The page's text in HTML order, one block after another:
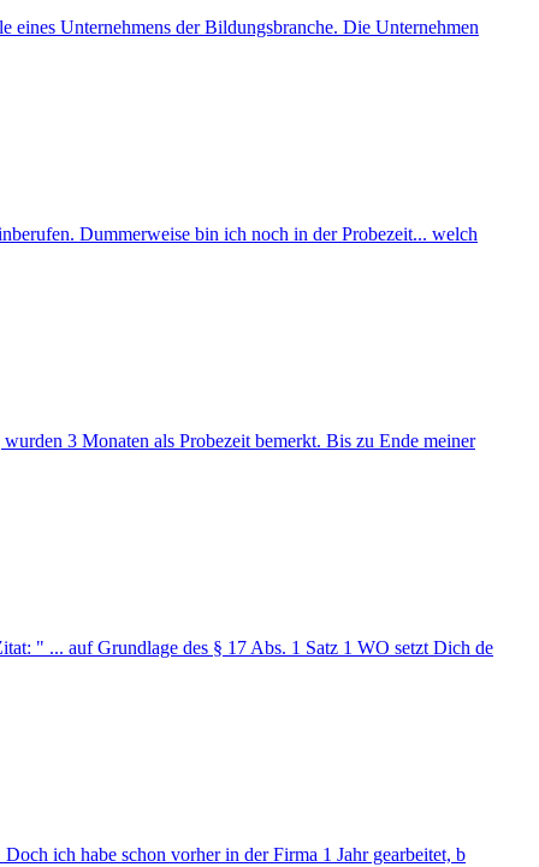
Unternehmens der Bildungsbranche. Die Unternehmen
Dummerweise bin ich noch in der Probezeit... welch
3 Monaten als Probezeit bemerkt. Bis zu Ende meiner
" ... auf Grundlage des § 17 Abs. 1 Satz 1 WO setzt Dich de
ich habe schon vorher in der Firma 1 Jahr gearbeitet, b